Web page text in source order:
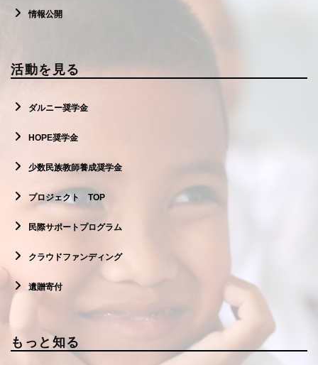
情報公開
活動を見る
ダルニー奨学金
HOPE奨学金
少数民族教師養成奨学金
プロジェクト TOP
民際サポートプログラム
クラウドファンディング
遺贈寄付
もっと知る